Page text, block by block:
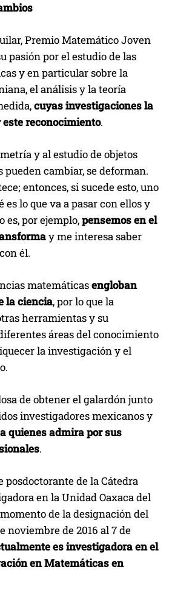
Premio Matemático Joven
pasión por el estudio de las
y en particular sobre la
el análisis y la teoría
cuyas investigaciones la
reconocimiento.
y al estudio de objetos
pueden cambiar, se deforman.
entonces, si sucede esto, uno
es lo que va a pasar con ellos y
es, por ejemplo,pensemos en el
y me interesa saber
él.
matemáticasengloban
la ciencia, por lo que la
herramientas y su
áreas del conocimiento
la investigación y el
de obtener el galardón junto
investigadores mexicanos y
a quienes admira por sus
.
posdoctorante de la Cátedra
en la Unidad Oaxaca del
de la designación del
noviembre de 2016 al 7 de
es investigadora en el
en Matemáticas en